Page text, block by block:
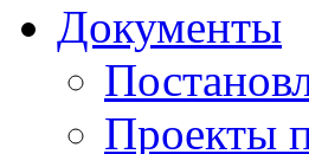
Документы
Проекты